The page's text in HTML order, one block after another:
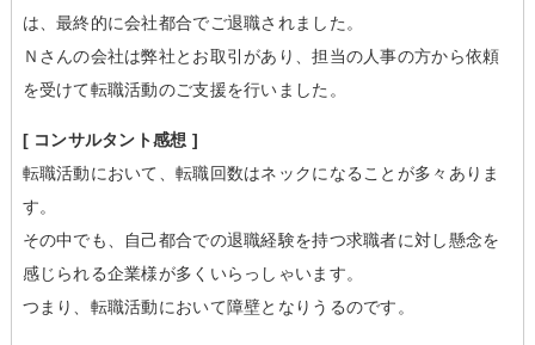
は、最終的に会社都合でご退職されました。
Ｎさんの会社は弊社とお取引があり、担当の人事の方から依頼
を受けて転職活動のご支援を行いました。
[ コンサルタント感想 ]
転職活動において、転職回数はネックになることが多々ありま
す。
その中でも、自己都合での退職経験を持つ求職者に対し懸念を
感じられる企業様が多くいらっしゃいます。
つまり、転職活動において障壁となりうるのです。